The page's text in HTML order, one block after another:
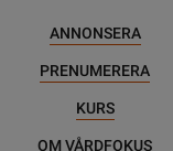
ANNONSERA
PRENUMERERA
KURS
OM VÅRDFOKUS